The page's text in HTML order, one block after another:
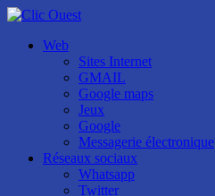
Web
Sites Internet
GMAIL
Google maps
Jeux
Google
Messagerie électronique
Réseaux sociaux
Whatsapp
Twitter